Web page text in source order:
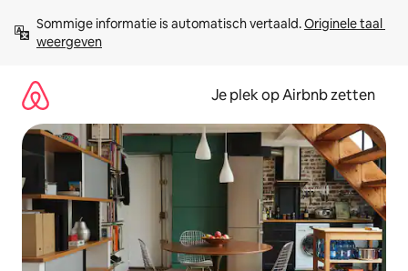
direct
naar
Sommige informatie is automatisch vertaald. Originele taal
weergeven
Je plek op Airbnb zetten